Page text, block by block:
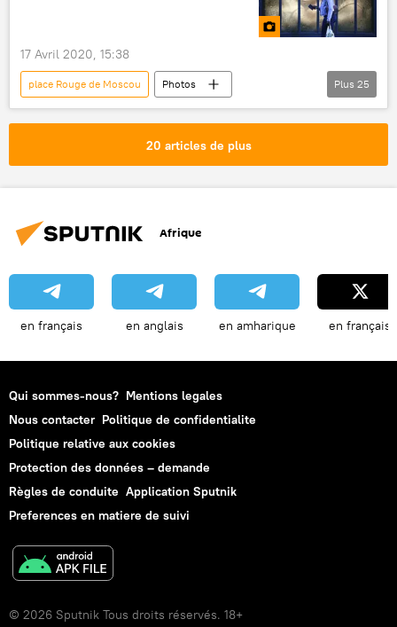
17 Avril 2020, 15:38
place Rouge de Moscou
Photos
Multimédia
Paris
Tchernobyl
Israël
fleurs
Vladimir Poutine
graffiti
Rome
Colombo
Australie
coronavirus SARS-CoV-2
Kim Jong-un
Italie
Antarctique
Londres
Défilé de la Victoire 2020
Plus 25
20 articles de plus
Afrique
en français en anglais en amharique en français
Qui sommes-nous? Mentions legales
Nous contacter Politique de confidentialite
Politique relative aux cookies
Protection des données – demande
Règles de conduite Application Sputnik
Preferences en matiere de suivi
© 2026 Sputnik Tous droits réservés. 18+